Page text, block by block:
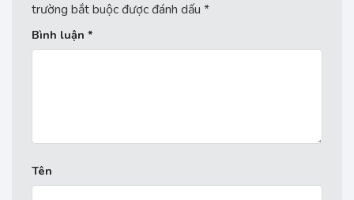
trường bắt buộc được đánh dấu *
Bình luận *
Tên